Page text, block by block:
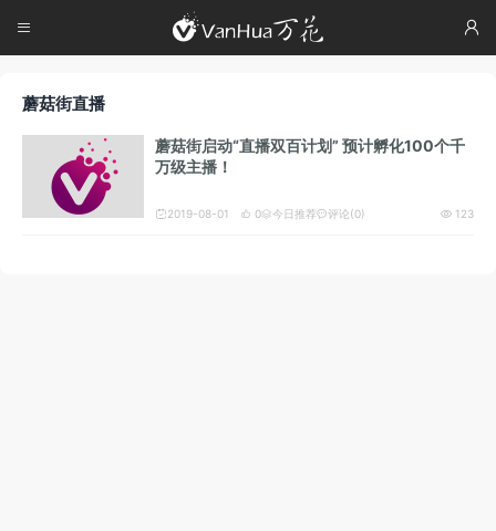

 
蘑菇街直播
蘑菇街启动“直播双百计划” 预计孵化100个千
万级主播！
 2019-08-01  0  123
今日推荐评论(0)